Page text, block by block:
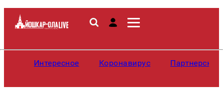
Интересное Коронавирус